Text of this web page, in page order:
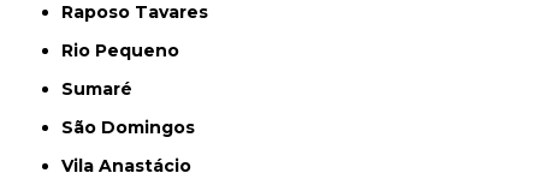
Raposo Tavares
Rio Pequeno
Sumaré
São Domingos
Vila Anastácio